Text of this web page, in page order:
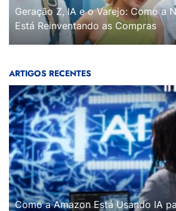
Geração Z, IA e o Varejo: Como a
Está Reinventando as Compras
ARTIGOS RECENTES
Como a Amazon Está Usando IA